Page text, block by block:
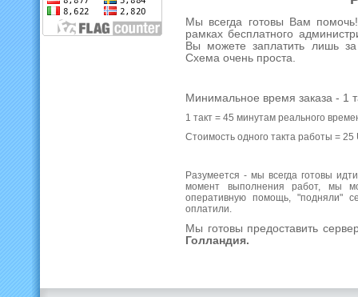
Мы всегда готовы Вам
рамках бесплатного
Вы можете заплатить лишь
Схема очень проста.
Минимальное время заказа - 1
1 такт = 45 минутам реального
Стоимость одного такта работы =
Разумеется - мы всегда готовы
момент выполнения работ, мы
оперативную помощь, "подняли"
оплатили.
Мы готовы предоставить
Голландия.